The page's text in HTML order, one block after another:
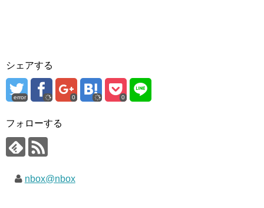
シェアする
error 0 0
フォローする
nbox@nbox